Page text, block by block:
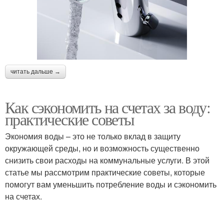
читать дальше →
Как сэкономить на счетах за воду:
практические советы
Экономия воды – это не только вклад в защиту
окружающей среды, но и возможность существенно
снизить свои расходы на коммунальные услуги. В этой
статье мы рассмотрим практические советы, которые
помогут вам уменьшить потребление воды и сэкономить
на счетах.